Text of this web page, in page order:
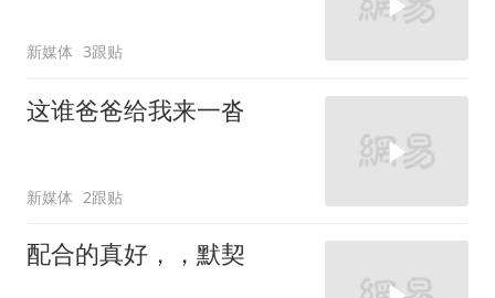
新媒体 3跟贴
这谁爸爸给我来一沓
新媒体 2跟贴
配合的真好，，默契